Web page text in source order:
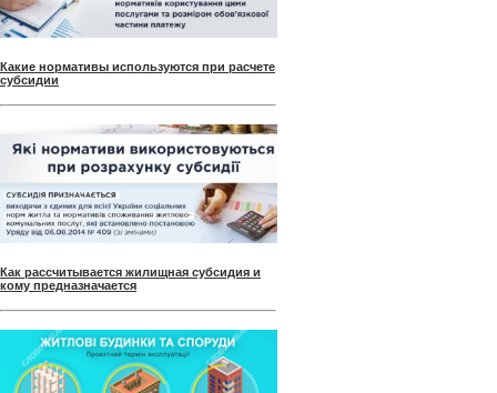
Какие нормативы используются при расчете
субсидии
Как рассчитывается жилищная субсидия и
кому предназначается